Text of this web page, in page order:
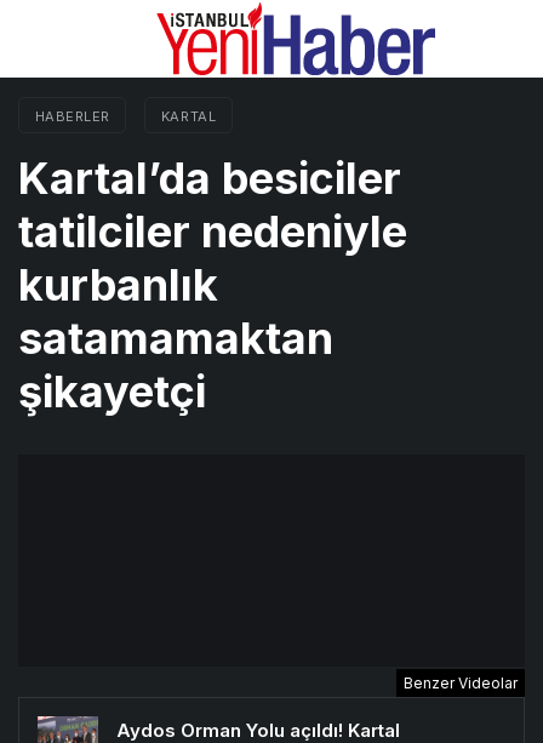
HABERLER KARTAL
Kartal’da besiciler
tatilciler nedeniyle
kurbanlık
satamamaktan
şikayetçi
Benzer Videolar
Aydos Orman Yolu açıldı! Kartal